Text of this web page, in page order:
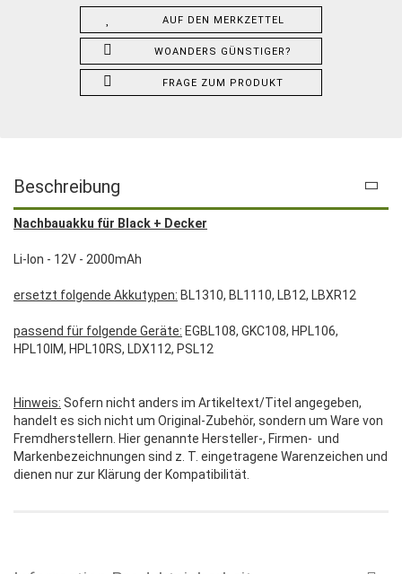
AUF DEN MERKZETTEL
WOANDERS GÜNSTIGER?
FRAGE ZUM PRODUKT
Beschreibung
Nachbauakku für Black + Decker
Li-Ion - 12V - 2000mAh
ersetzt folgende Akkutypen: BL1310, BL1110, LB12, LBXR12
passend für folgende Geräte: EGBL108, GKC108, HPL106,
HPL10IM, HPL10RS, LDX112, PSL12
Hinweis: Sofern nicht anders im Artikeltext/Titel angegeben,
handelt es sich nicht um Original-Zubehör, sondern um Ware von
Fremdherstellern. Hier genannte Hersteller-, Firmen- und
Markenbezeichnungen sind z. T. eingetragene Warenzeichen und
dienen nur zur Klärung der Kompatibilität.